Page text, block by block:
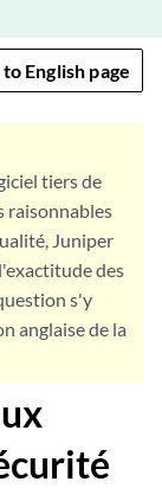
English page
tiers de
raisonnables
Juniper
des
s'y
anglaise de la